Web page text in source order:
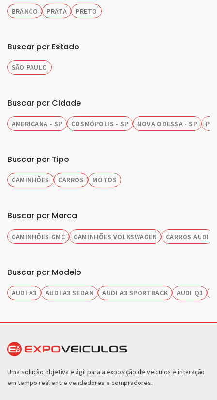
BRANCO PRATA PRETO
Buscar por Estado
SÃO PAULO
Buscar por Cidade
AMERICANA - SP COSMÓPOLIS - SP NOVA ODESSA - SP
Buscar por Tipo
CAMINHÕES CARROS MOTOS
Buscar por Marca
CAMINHÕES GMC CAMINHÕES VOLKSWAGEN CARROS AUDI
Buscar por Modelo
AUDI A3 AUDI A3 SEDAN AUDI A3 SPORTBACK AUDI Q3
Uma solução objetiva e ágil para a exposição de veículos e interação
em tempo real entre vendedores e compradores.